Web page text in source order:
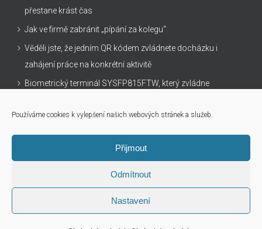
Používáme cookies k vylepšení našich webových stránek a služeb.
Přijmout
Odmítnout
Nastavení
přestane krást čas
Jak ve firmě zabránit „pípání za kolegu“
Věděli jste, že jedním QR kódem zvládnete docházku i
zahájení práce na konkrétní aktivitě
Biometrický terminál SYSFP815FTW, který zvládne
info@sysdo.cz| +420 548 216 707 |Eurosat CS, spol. s r.o.©2026
FacebookInstagramLinkedIn
X YouTube